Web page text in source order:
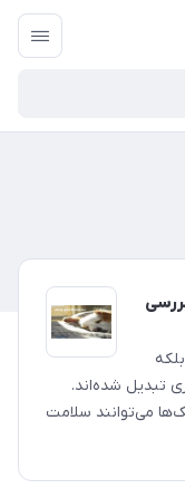
تبدیل شده‌اند.
می‌توانند سلامت